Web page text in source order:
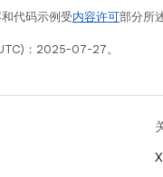
代码示例受内容许可部分所
：2025-07-27。